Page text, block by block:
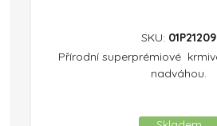
SKU: 01P21209
Přírodní superprémiové
nadváhou.